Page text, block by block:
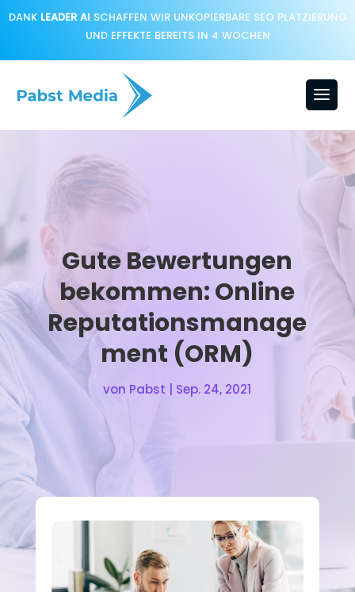
DANK LEADER AI SCHAFFEN WIR UNKOPIERBARE SEO PLATZIERUNG
UND EFFEKTE BEREITS IN 4 WOCHEN
Gute Bewertungen
bekommen: Online
Reputationsmanage
ment (ORM)
von Pabst Sep. 24, 2021